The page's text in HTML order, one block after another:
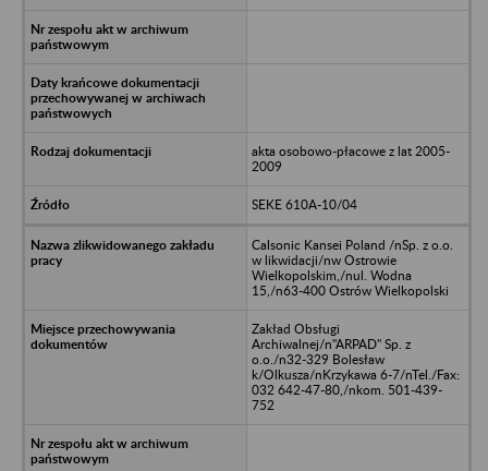
akta osobowo-płacowe z lat 2005-
2009
SEKE 610A-10/04
Calsonic Kansei Poland /nSp. z o.o.
w likwidacji/nw Ostrowie
Wielkopolskim,/nul. Wodna
15,/n63-400 Ostrów Wielkopolski
Zakład Obsługi
Archiwalnej/n"ARPAD" Sp. z
o.o./n32-329 Bolesław
k/Olkusza/nKrzykawa 6-7/nTel./Fax:
032 642-47-80,/nkom. 501-439-
752